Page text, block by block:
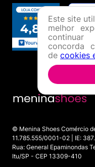
© Menina Shoes Comércio
11.785.555/0001-02 | IE:
Rua: General Epaminondas
Itu/SP - CEP 13309-410
Este site
melhor
concorda
de cookies